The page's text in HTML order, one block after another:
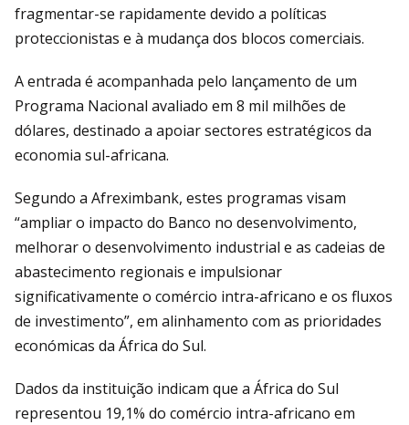
fragmentar-se rapidamente devido a políticas
proteccionistas e à mudança dos blocos comerciais.
A entrada é acompanhada pelo lançamento de um
Programa Nacional avaliado em 8 mil milhões de
dólares, destinado a apoiar sectores estratégicos da
economia sul-africana.
Segundo a Afreximbank, estes programas visam
“ampliar o impacto do Banco no desenvolvimento,
melhorar o desenvolvimento industrial e as cadeias de
abastecimento regionais e impulsionar
significativamente o comércio intra-africano e os fluxos
de investimento”, em alinhamento com as prioridades
económicas da África do Sul.
Dados da instituição indicam que a África do Sul
representou 19,1% do comércio intra-africano em